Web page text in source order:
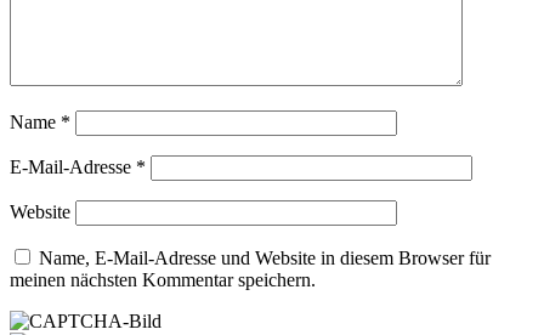
Name *
E-Mail-Adresse *
Website
Name, E-Mail-Adresse und Website in diesem Browser für
meinen nächsten Kommentar speichern.